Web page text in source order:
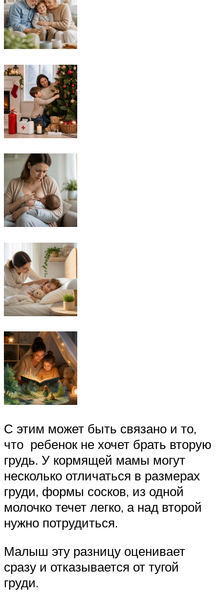
С этим может быть связано и то,
что ребенок не хочет брать вторую
грудь. У кормящей мамы могут
несколько отличаться в размерах
груди, формы сосков, из одной
молочко течет легко, а над второй
нужно потрудиться.
Малыш эту разницу оценивает
сразу и отказывается от тугой
груди.